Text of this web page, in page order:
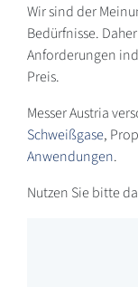
Wir sind der
Bedürfnisse.
Anforderungen
Preis.
Messer Austria
Schweißgase,
Anwendungen.
Nutzen Sie bitte